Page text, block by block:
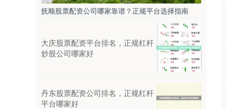
抚顺股票配资公司哪家靠谱？正规平台选择指南
大庆股票配资平台排名，正规杠杆
炒股公司哪家好
丹东股票配资公司排名，正规杠杆
平台哪家好